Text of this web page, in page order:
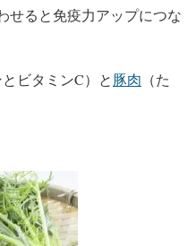
せると免疫力アップにつな
ビタミンC）と豚肉 （た